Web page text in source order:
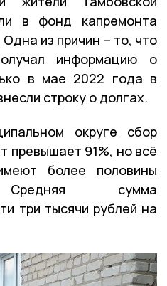
в фонд капремонта
из причин – то, что
информацию о
в мае 2022 года в
строку о долгах.
округе сбор
превышает 91%, но всё
более половины
Средняя сумма
три тысячи рублей на